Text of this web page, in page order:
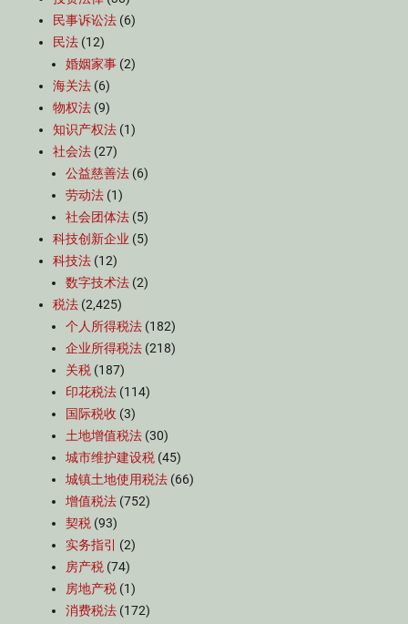
民事诉讼法 (6)
民法 (12)
婚姻家事 (2)
海关法 (6)
物权法 (9)
知识产权法 (1)
社会法 (27)
公益慈善法 (6)
劳动法 (1)
社会团体法 (5)
科技创新企业 (5)
科技法 (12)
数字技术法 (2)
税法 (2,425)
个人所得税法 (182)
企业所得税法 (218)
关税 (187)
印花税法 (114)
国际税收 (3)
土地增值税法 (30)
城市维护建设税 (45)
城镇土地使用税法 (66)
增值税法 (752)
契税 (93)
实务指引
(2)
房产税 (74)
房地产税 (1)
消费税法 (172)